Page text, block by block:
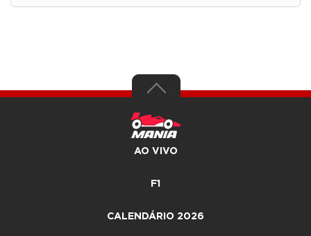
AO VIVO
F1
CALENDÁRIO 2026